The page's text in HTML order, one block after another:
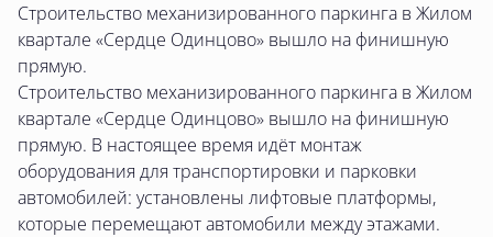
Строительство механизированного паркинга в Жилом
квартале «Сердце Одинцово» вышло на финишную
прямую.
Строительство механизированного паркинга в Жилом
квартале «Сердце Одинцово» вышло на финишную
прямую. В настоящее время идёт монтаж
оборудования для транспортировки и парковки
автомобилей: установлены лифтовые платформы,
которые перемещают автомобили между этажами.